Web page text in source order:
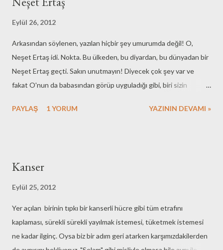
Eylül 26, 2012
Arkasından söylenen, yazılan hiçbir şey umurumda değil! O,
Neşet Ertaş idi. Nokta. Bu ülkeden, bu diyardan, bu dünyadan bir
Neşet Ertaş geçti. Sakın unutmayın! Diyecek çok şey var ve
fakat O'nun da babasından görüp uyguladığı gibi, biri sizin
sözünüze ne gerek var! Not: Arkasından kısır çekişmelere gebe
anlamamışlar.
PAYLAŞ 1 YORUM YAZININ DEVAMI »
Kanser
Eylül 25, 2012
Yer açılan birinin tıpkı bir kanserli hücre gibi tüm etrafını
kaplaması, sürekli sürekli yayılmak istemesi, tüketmek istemesi
ne kadar ilginç. Oysa biz bir adım geri atarken karşımızdakilerden